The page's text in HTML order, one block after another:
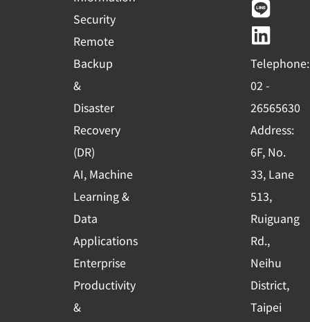
Security
Remote
Backup
&
Disaster
Recovery
(DR)
AI, Machine
Learning &
Data
Applications
Enterprise
Productivity
&
e
b
o
o
k
-
s
q
u
a
r
e
t
u
b
e
e
k
e
d
i
n
Telephone:
02 -
26565630
Address:
6F, No.
33, Lane
513,
Ruiguang
Rd.,
Neihu
District,
Taipei